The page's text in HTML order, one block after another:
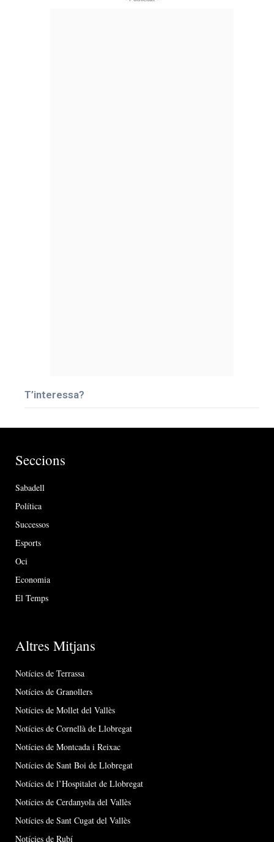
T’interessa?
Seccions
Sabadell
Política
Successos
Esports
Oci
Economia
El Temps
Altres Mitjans
Notícies de Terrassa
Notícies de Granollers
Notícies de Mollet del Vallès
Notícies de Cornellà de Llobregat
Notícies de Montcada i Reixac
Notícies de Sant Boi de Llobregat
Notícies de l’Hospitalet de Llobregat
Notícies de Cerdanyola del Vallès
Notícies de Sant Cugat del Vallès
Notícies de Rubí